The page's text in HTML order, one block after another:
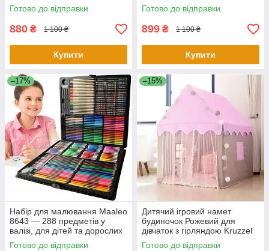
Готово до відправки
880 ₴ 1 100 ₴
Купити
Готово до відправки
899 ₴ 1 100 ₴
Купити
–17%
Набір для малювання Maaleo
8643 — 288 предметів у
валізі, для дітей та дорослих
Готово до відправки
–15%
Дитячий ігровий намет
будиночок Рожевий для
дівчаток з гірляндою Kruzzel
22653
Готово до відправки